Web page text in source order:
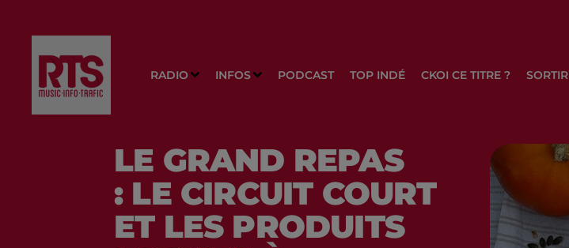
RADIO INFOS PODCAST TOP INDÉ CKOI CE TITRE ? SORTIR
LE GRAND REPAS
: LE CIRCUIT COURT
ET LES PRODUITS